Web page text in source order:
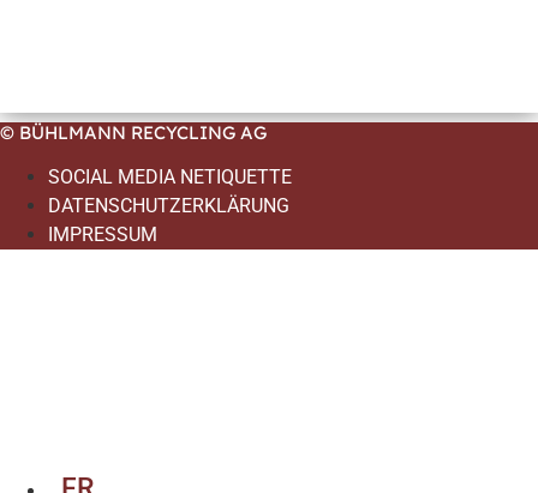
© BÜHLMANN RECYCLING AG
SOCIAL MEDIA NETIQUETTE
DATENSCHUTZERKLÄRUNG
IMPRESSUM